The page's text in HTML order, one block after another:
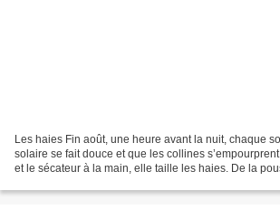
Les haies Fin août, une heure avant la nuit, chaque
solaire se fait douce et que les collines
et le sécateur à la main, elle taille les haies. De la